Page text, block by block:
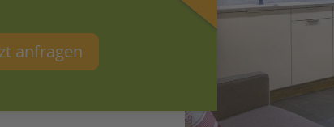
anfragen